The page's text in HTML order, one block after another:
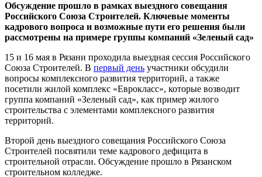
Обсуждение прошло в рамках выездного совещания
Российского Союза Строителей. Ключевые моменты
кадрового вопроса и возможные пути его решения были
рассмотрены на примере группы компаний «Зеленый сад»
15 и 16 мая в Рязани проходила выездная сессия Российского
Союза Строителей. В первый день участники обсудили
вопросы комплексного развития территорий, а также
посетили жилой комплекс «Еврокласс», которые возводит
группа компаний «Зеленый сад», как пример жилого
строительства с элементами комплексного развития
территорий.
Второй день выездного совещания Российского Союза
Строителей посвятили теме кадрового дефицита в
строительной отрасли. Обсуждение прошло в Рязанском
строительном колледже.